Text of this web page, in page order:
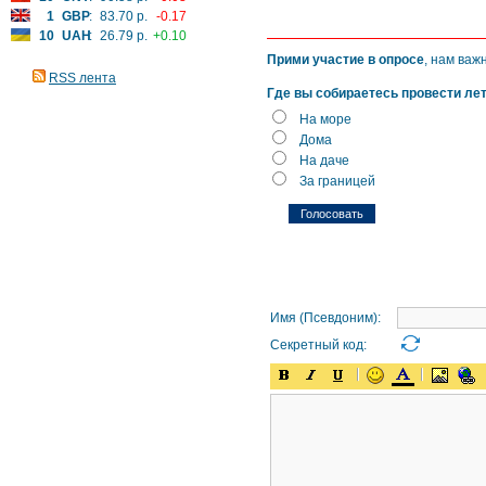
1 GBP: 83.70 р. -0.17
10 UAH: 26.79 р. +0.10
RSS лента
Прими участие в опросе, нам
Где вы собираетесь провести
На море
Дома
На даче
За границей
Имя (Псевдоним):
Секретный код: